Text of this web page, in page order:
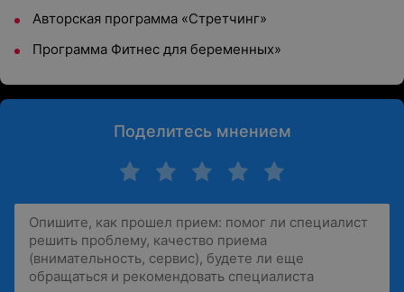
Авторская программа «Стретчинг»
Программа Фитнес для беременных»
Поделитесь мнением